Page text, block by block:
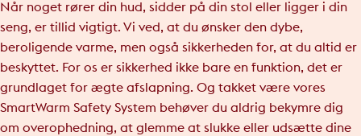
Når noget rører din hud, sidder på din stol eller ligger i din
seng, er tillid vigtigt. Vi ved, at du ønsker den dybe,
beroligende varme, men også sikkerheden for, at du altid er
beskyttet. For os er sikkerhed ikke bare en funktion, det er
grundlaget for ægte afslapning. Og takket være vores
SmartWarm Safety System behøver du aldrig bekymre dig
om overophedning, at glemme at slukke eller udsætte dine